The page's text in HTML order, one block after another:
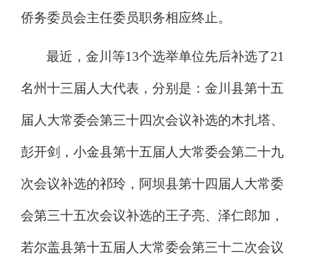
侨务委员会主任委员职务相应终止。
最近，金川等13个选举单位先后补选了21
名州十三届人大代表，分别是： 金川县第十五
届人大常委会第三十四次会议补选的木扎塔、
彭开剑， 小金县第十五届人大常委会第二十九
次会议补选的祁玲， 阿坝县第十四届人大常委
会第三十五次会议补选的王子亮、 泽仁郎加，
若尔盖县第十五届人大常委会第三十二次会议